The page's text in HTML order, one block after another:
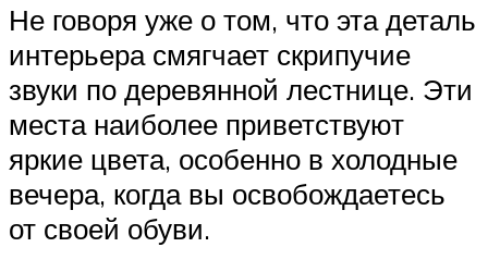
Не говоря уже о том, что эта деталь
интерьера смягчает скрипучие
звуки по деревянной лестнице. Эти
места наиболее приветствуют
яркие цвета, особенно в холодные
вечера, когда вы освобождаетесь
от своей обуви.